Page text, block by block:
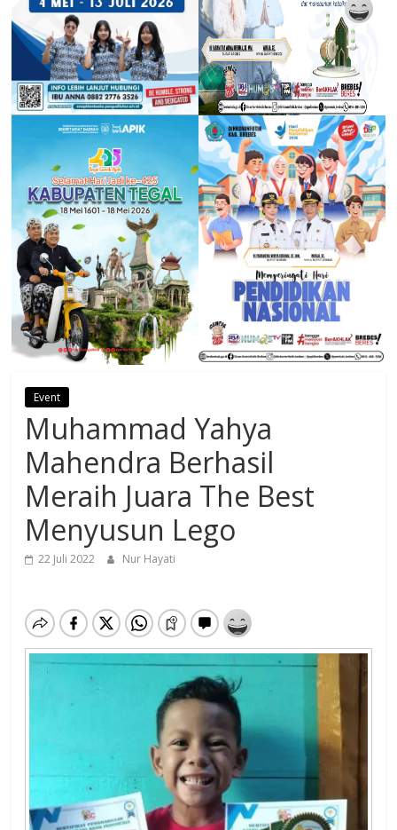
Event
Muhammad Yahya
Mahendra Berhasil
Meraih Juara The Best
Menyusun Lego
22 Juli 2022 Nur Hayati